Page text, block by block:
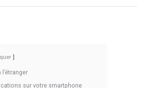
:
sur votre smartphone